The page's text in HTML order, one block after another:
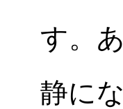
す。
静に